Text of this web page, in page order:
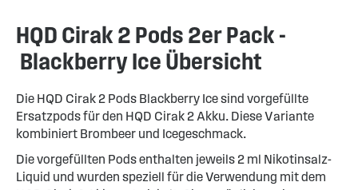
HQD Cirak 2 Pods 2er Pack -
Blackberry Ice Übersicht
Die HQD Cirak 2 Pods Blackberry Ice sind vorgefüllte
Ersatzpods für den HQD Cirak 2 Akku. Diese Variante
kombiniert Brombeer und Icegeschmack.
Die vorgefüllten Pods enthalten jeweils 2 ml Nikotinsalz-
Liquid und wurden speziell für die Verwendung mit dem